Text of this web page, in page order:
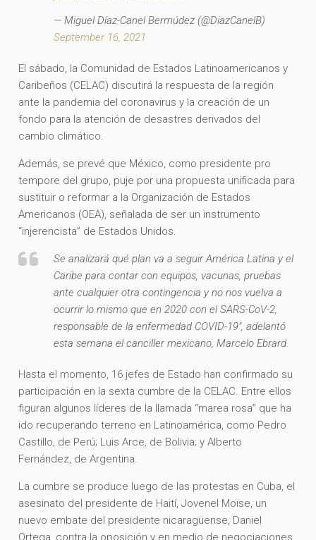
— Miguel Díaz-Canel Bermúdez (@DiazCanelB)
September 16, 2021
El sábado, la Comunidad de Estados Latinoamericanos y
Caribeños (CELAC) discutirá la respuesta de la región
ante la pandemia del coronavirus y la creación de un
fondo para la atención de desastres derivados del
cambio climático.
Además, se prevé que México, como presidente pro
tempore del grupo, puje por una propuesta unificada para
sustituir o reformar a la Organización de Estados
Americanos (OEA), señalada de ser un instrumento
“injerencista” de Estados Unidos.
Se analizará qué plan va a seguir América Latina y el
Caribe para contar con equipos, vacunas, pruebas
ante cualquier otra contingencia y no nos vuelva a
ocurrir lo mismo que en 2020 con el SARS-CoV-2,
responsable de la enfermedad COVID-19″, adelantó
esta semana el canciller mexicano, Marcelo Ebrard.
Hasta el momento, 16 jefes de Estado han confirmado su
participación en la sexta cumbre de la CELAC. Entre ellos
figuran algunos líderes de la llamada “marea rosa” que ha
ido recuperando terreno en Latinoamérica, como Pedro
Castillo, de Perú; Luis Arce, de Bolivia; y Alberto
Fernández, de Argentina.
La cumbre se produce luego de las protestas en Cuba, el
asesinato del presidente de Haití, Jovenel Moïse, un
nuevo embate del presidente nicaragüense, Daniel
Ortega, contra la oposición y en medio de negociaciones